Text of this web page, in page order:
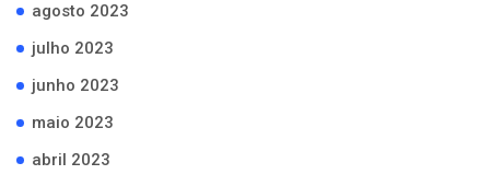
agosto 2023
julho 2023
junho 2023
maio 2023
abril 2023